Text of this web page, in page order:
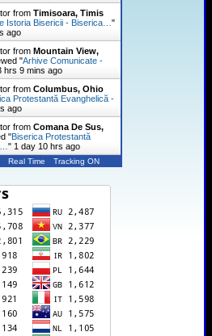
from Timisoara, Timis
Istoria Bisericii - Biserica… "
ago
from Mountain View,
"Arhive Comunicate -
hrs 9 mins ago
from Columbus, Ohio
Protestantă Evanghelică -
ago
from Comana De Sus,
"Biserica Protestantă
" 1 day 10 hrs ago
Real Time Tracking ON